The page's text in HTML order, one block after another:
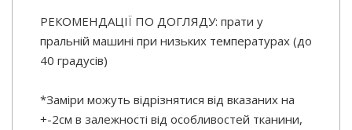
РЕКОМЕНДАЦІЇ ПО ДОГЛЯДУ: прати у
пральній машині при низьких температурах (до
40 градусів)
*Заміри можуть відрізнятися від вказаних на
+-2см в залежності від особливостей тканини,